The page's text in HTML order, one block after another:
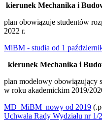
kierunek Mechanika i
plan obowiązuje studentów
2022 r.
MiBM - studia od 1
kierunek Mechanika i
plan modelowy obowiązujący
w roku akademickim 2019/
MD_MiBM_nowy od 2019
Uchwała Rady Wydziału nr 1/